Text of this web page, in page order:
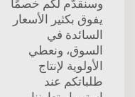
وسنقدّم لكم خصمًا
يفوق بكثير الأسعار
السائدة في
السوق، ونعطي
الأولوية لإنتاج
طلباتكم عند